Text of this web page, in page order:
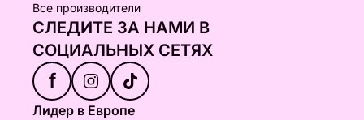
Все производители
СЛЕДИТЕ ЗА НАМИ В
СОЦИАЛЬНЫХ СЕТЯХ
f
Лидер в Европе